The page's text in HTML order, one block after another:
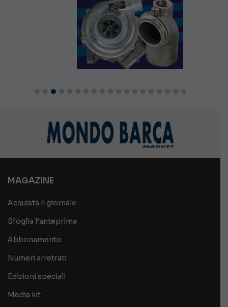
MAGAZINE
Acquista il giornale
Sfoglia l’anteprima
Abbonamento
Numeri arretrati
Edizioni speciali
Media kit